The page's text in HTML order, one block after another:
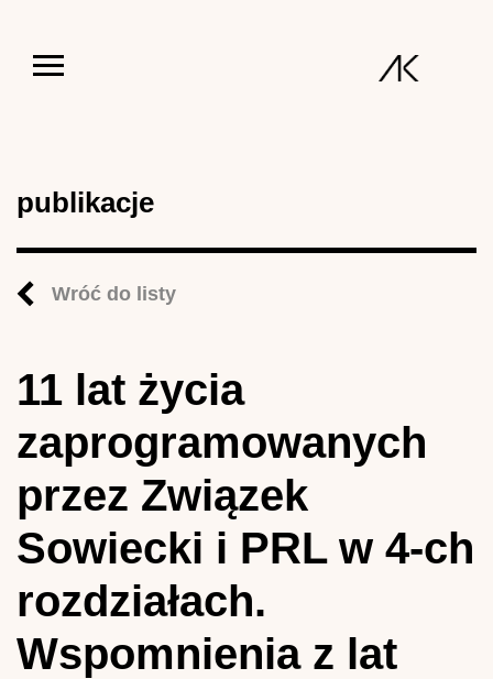
publikacje
Wróć do listy
11 lat życia
zaprogramowanych
przez Związek
Sowiecki i PRL w 4-ch
rozdziałach.
Wspomnienia z lat